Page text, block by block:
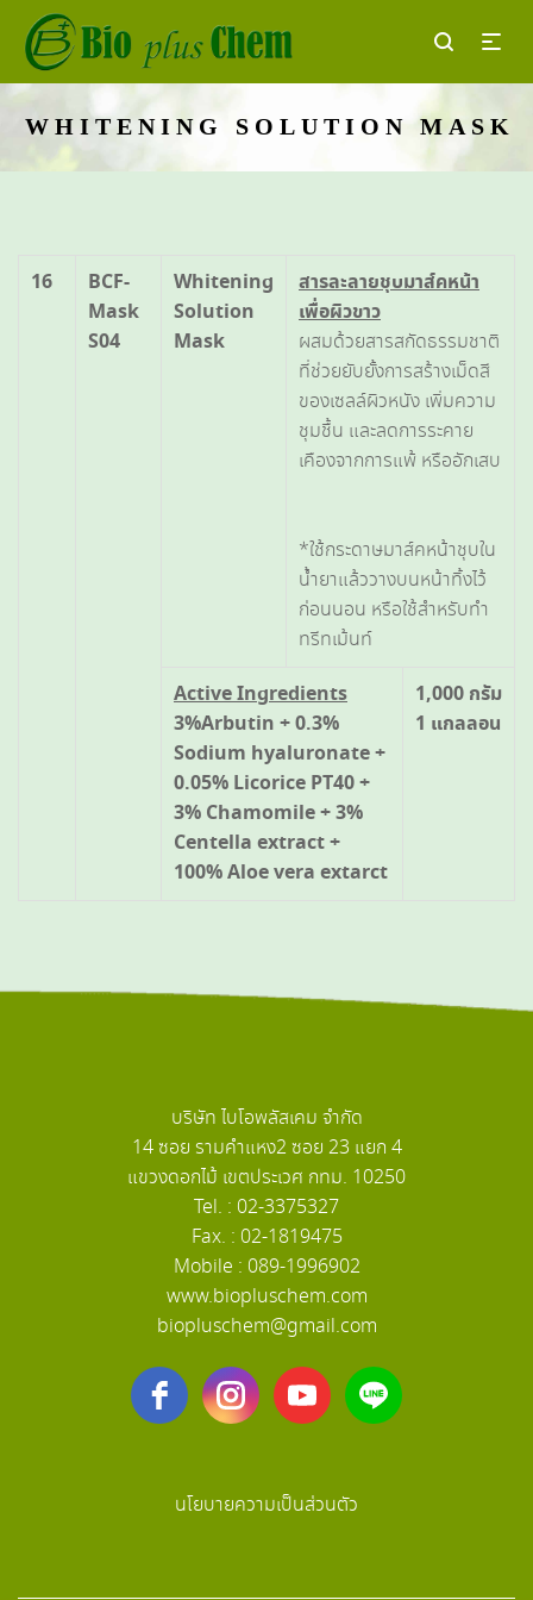
WHITENING SOLUTION MASK
16
BCF-
Mask
S04
Whitening
Solution
Mask
สารละลายชุบมาส์คหน้า
เพื่อผิวขาว
ผสมด้วยสารสกัดธรรมชาติ
ที่ช่วยยับยั้งการสร้างเม็ดสี
ของเซลล์ผิวหนัง เพิ่มความ
ชุมชื้น และลดการระคาย
เคืองจากการแพ้ หรืออักเสบ
*ใช้กระดาษมาส์คหน้าชุบใน
น้ำยาแล้ววางบนหน้าทิ้งไว้
ก่อนนอน หรือใช้สำหรับทำ
ทรีทเม้นท์
Active Ingredients
3%Arbutin + 0.3%
Sodium hyaluronate +
0.05% Licorice PT40 +
3% Chamomile + 3%
Centella extract +
100% Aloe vera extarct
1,000 กรัม
1 แกลลอน
บริษัท ไบโอพลัสเคม จำกัด
14 ซอย รามคำแหง2 ซอย 23 แยก 4
แขวงดอกไม้ เขตประเวศ กทม. 10250
Tel. : 02-3375327
Fax. : 02-1819475
Mobile : 089-1996902
www.biopluschem.com
biopluschem@gmail.com
นโยบายความเป็นส่วนตัว